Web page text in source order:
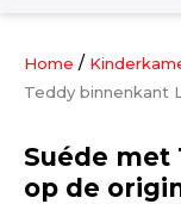
Home /
Teddy binnenkant
Suéde
op de